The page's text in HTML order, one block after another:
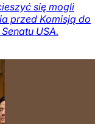
się mogli
przed Komisją do
USA.